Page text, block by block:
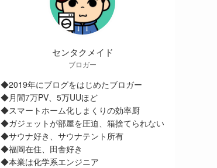
センタクメイド
ブロガー
◆2019年にブログをはじめたブロガー
◆月間7万PV、5万UUほど
◆スマートホーム化しまくりの効率厨
◆ガジェットが部屋を圧迫、箱捨てられない
◆サウナ好き、サウナテント所有
◆福岡在住、田舎好き
◆本業は化学系エンジニア